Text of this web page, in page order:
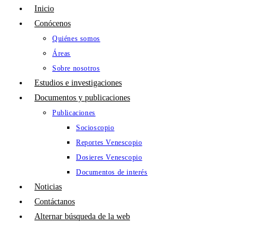
Inicio
Conócenos
Quiénes somos
Áreas
Sobre nosotros
Estudios e investigaciones
Documentos y publicaciones
Publicaciones
Socioscopio
Reportes Venescopio
Dosieres Venescopio
Documentos de interés
Noticias
Contáctanos
Alternar búsqueda de la web